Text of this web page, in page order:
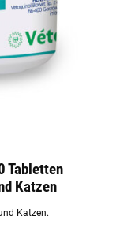
Tabletten
Katzen
Katzen.